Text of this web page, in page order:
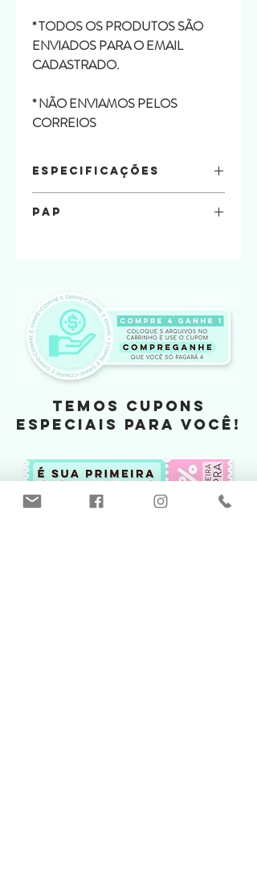
* TODOS OS PRODUTOS SÃO
ENVIADOS PARA O EMAIL
CADASTRADO.
* NÃO ENVIAMOS PELOS
CORREIOS
Especificações
8 Folhas A4: Estojo
PAP
TEMOS CUPONS
ESPECIAIS PARA VOCÊ!